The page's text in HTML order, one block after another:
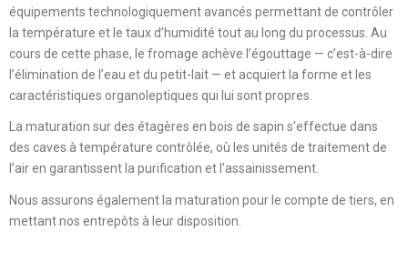
équipements technologiquement avancés permettant de contrôler
la température et le taux d’humidité tout au long du processus. Au
cours de cette phase, le fromage achève l’égouttage — c’est-à-dire
l’élimination de l’eau et du petit-lait — et acquiert la forme et les
caractéristiques organoleptiques qui lui sont propres.
La maturation sur des étagères en bois de sapin s’effectue dans
des caves à température contrôlée, où les unités de traitement de
l’air en garantissent la purification et l’assainissement.
Nous assurons également la maturation pour le compte de tiers, en
mettant nos entrepôts à leur disposition.